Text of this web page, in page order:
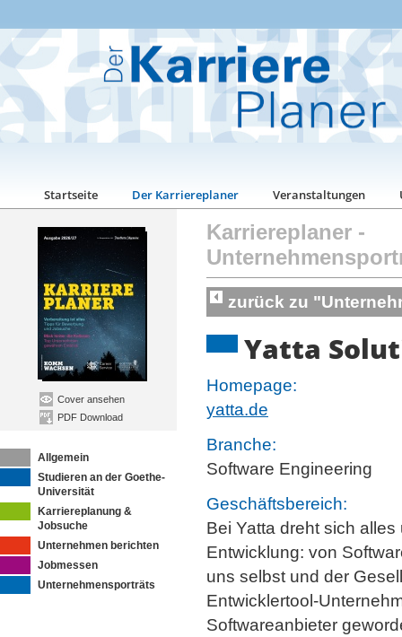
Startseite Der Karriereplaner Veranstaltungen
Cover ansehen
PDF Download
Allgemein
Studieren an der Goethe-
Universität
Karriereplanung &
Jobsuche
Unternehmen berichten
Jobmessen
Unternehmensporträts
Karriereplaner -
zurück zu
Yatta
Homepage:
yatta.de
Branche:
Software Engineering
Geschäftsbereich:
Bei Yatta dreht sich
Entwicklung: von
uns selbst und der
Entwicklertool-
Softwareanbieter